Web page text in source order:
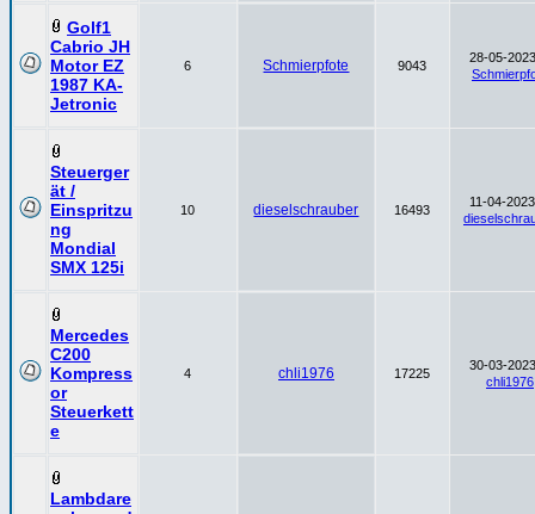
Golf1
Cabrio JH
Motor EZ
1987 KA-
Jetronic
6 Schmierpfote 9043
28-05-
Steuerger
ät /
Einspritzu
ng
Mondial
SMX 125i
10 dieselschrauber 16493
11-04-
Mercedes
C200
Kompress
or
Steuerkett
e
4 chli1976 17225
30-03-
chli1976
Lambdare